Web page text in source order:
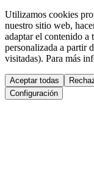
Utilizamos cookies
nuestro sitio web,
adaptar el contenido a
personalizada a partir
visitadas). Para más
Aceptar todas
Configuración